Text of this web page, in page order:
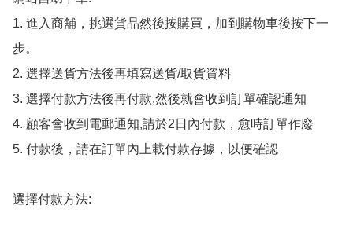
1. 進入商舖，挑選貨品然後按購買，加到購物車後按下一
步。
2. 選擇送貨方法後再填寫送貨/取貨資料
3. 選擇付款方法後再付款,然後就會收到訂單確認通知
4. 顧客會收到電郵通知,請於2日內付款，愈時訂單作廢
5. 付款後，請在訂單內上載付款存據，以便確認
選擇付款方法: